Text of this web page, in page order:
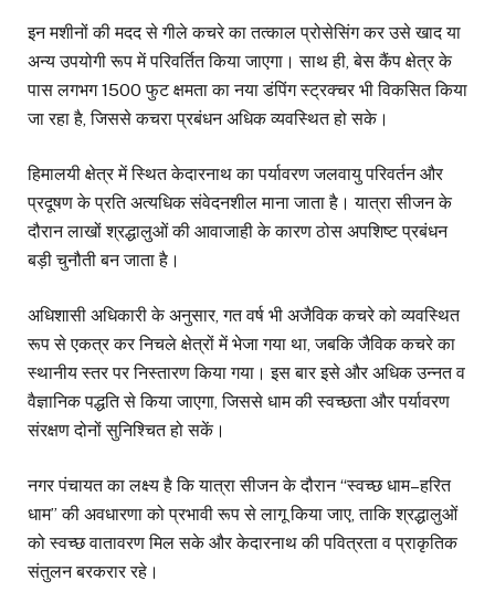
इन मशीनों की मदद से गीले कचरे का तत्काल प्रोसेसिंग कर उसे खाद या
अन्य उपयोगी रूप में परिवर्तित किया जाएगा। साथ ही, बेस कैंप क्षेत्र के
पास लगभग 1500 फुट क्षमता का नया डंपिंग स्ट्रक्चर भी विकसित किया
जा रहा है, जिससे कचरा प्रबंधन अधिक व्यवस्थित हो सके।
हिमालयी क्षेत्र में स्थित केदारनाथ का पर्यावरण जलवायु परिवर्तन और
प्रदूषण के प्रति अत्यधिक संवेदनशील माना जाता है। यात्रा सीजन के
दौरान लाखों श्रद्धालुओं की आवाजाही के कारण ठोस अपशिष्ट प्रबंधन
बड़ी चुनौती बन जाता है।
अधिशासी अधिकारी के अनुसार, गत वर्ष भी अजैविक कचरे को व्यवस्थित
रूप से एकत्र कर निचले क्षेत्रों में भेजा गया था, जबकि जैविक कचरे का
स्थानीय स्तर पर निस्तारण किया गया। इस बार इसे और अधिक उन्नत व
वैज्ञानिक पद्धति से किया जाएगा, जिससे धाम की स्वच्छता और पर्यावरण
संरक्षण दोनों सुनिश्चित हो सकें।
नगर पंचायत का लक्ष्य है कि यात्रा सीजन के दौरान “स्वच्छ धाम–हरित
धाम” की अवधारणा को प्रभावी रूप से लागू किया जाए, ताकि श्रद्धालुओं
को स्वच्छ वातावरण मिल सके और केदारनाथ की पवित्रता व प्राकृतिक
संतुलन बरकरार रहे।